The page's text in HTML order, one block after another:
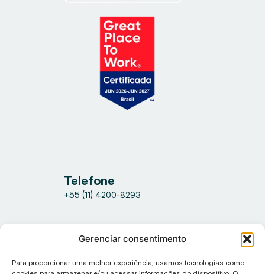
Gerenciar consentimento
Para proporcionar uma melhor experiência, usamos tecnologias como
Telefone
+55 (11) 4200-8293
Endereço
89.221-650 – Joinville – SC